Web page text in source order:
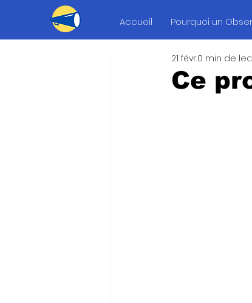
Accueil Pourquoi un
Ce
21 févr.0 min de